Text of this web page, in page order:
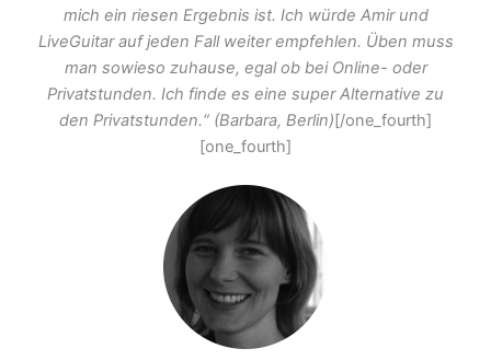
mich ein riesen Ergebnis ist. Ich würde Amir und
LiveGuitar auf jeden Fall weiter empfehlen. Üben muss
man sowieso zuhause, egal ob bei Online- oder
Privatstunden. Ich finde es eine super Alternative zu
den Privatstunden.“ (Barbara, Berlin)[/one_fourth]
[one_fourth]